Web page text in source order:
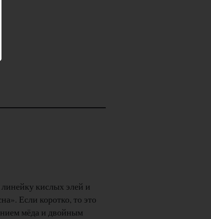
кислых элей и
Если коротко, то это
мёда и двойным